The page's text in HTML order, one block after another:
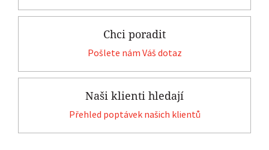
Chci poradit
Pošlete nám Váš dotaz
Naši klienti hledají
Přehled poptávek našich klientů